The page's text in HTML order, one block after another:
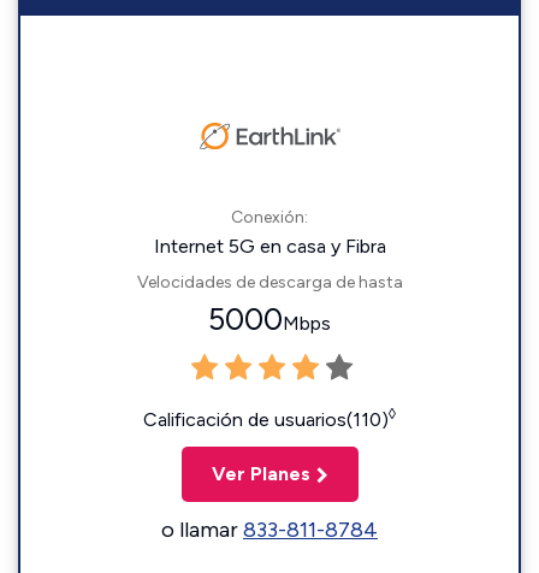
Conexión:
Internet 5G en casa y Fibra
Velocidades de descarga de hasta
5000Mbps
Calificación de usuarios(110)◊
Ver Planes
o llamar833-811-8784